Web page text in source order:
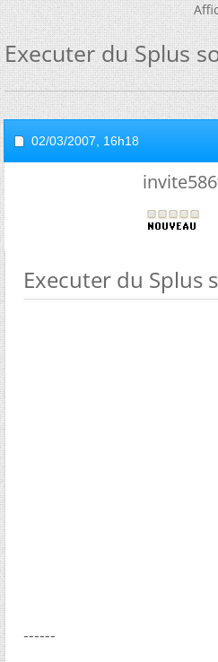
Executer du Splus
02/03/2007, 16h18
Executer du Splus
------